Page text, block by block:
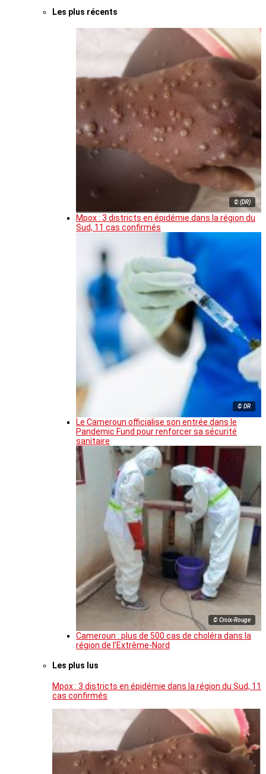
Les plus récents
© (DR)
Mpox : 3 districts en épidémie dans la région du
Sud, 11 cas confirmés
© DR
Le Cameroun officialise son entrée dans le
Pandemic Fund pour renforcer sa sécurité
sanitaire
© Croix-Rouge
Cameroun : plus de 500 cas de choléra dans la
région de l’Extrême-Nord
Les plus lus
Mpox : 3 districts en épidémie dans la région du Sud, 11
cas confirmés